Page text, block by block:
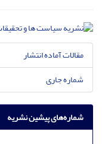
مقالات آماده انتشار
شماره جاری
شماره‌های پیشین نشریه